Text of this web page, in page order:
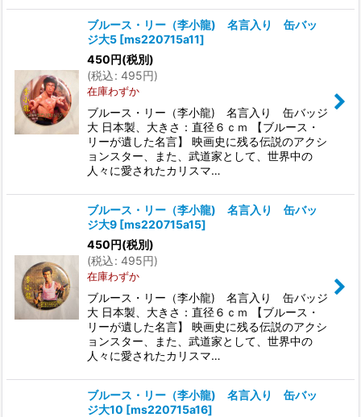
ブルース・リー（李小龍) 名言入り 缶バッ
ジ大5 [ms220715a11]
450円(税別)
(税込: 495円)
在庫わずか
ブルース・リー（李小龍) 名言入り 缶バッジ
大 日本製、大きさ：直径６ｃｍ 【ブルース・
リーが遺した名言】 映画史に残る伝説のアクシ
ョンスター、また、武道家として、世界中の
人々に愛されたカリスマ…
ブルース・リー（李小龍) 名言入り 缶バッ
ジ大9 [ms220715a15]
450円(税別)
(税込: 495円)
在庫わずか
ブルース・リー（李小龍) 名言入り 缶バッジ
大 日本製、大きさ：直径６ｃｍ 【ブルース・
リーが遺した名言】 映画史に残る伝説のアクシ
ョンスター、また、武道家として、世界中の
人々に愛されたカリスマ…
ブルース・リー（李小龍) 名言入り 缶バッ
ジ大10 [ms220715a16]